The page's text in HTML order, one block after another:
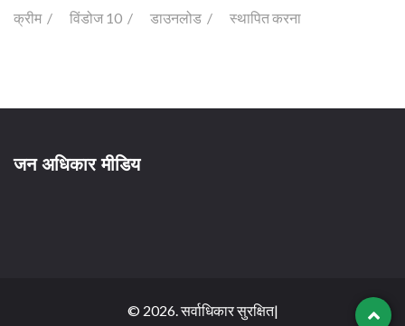
क्रीम विंडोज 10 डाउनलोड स्थापित करना
जन अधिकार मीडिय
© 2026. सर्वाधिकार सुरक्षित|